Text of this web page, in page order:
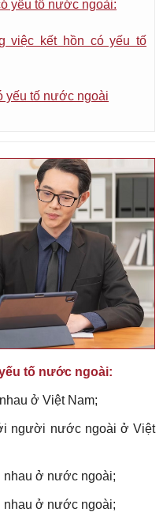
yếu tố nước ngoài:
việc kết hồn có yếu tố
yếu tố nước ngoài
tố nước ngoài:
ở Việt Nam;
người nước ngoài ở Việt
nhau ở nước ngoài;
nhau ở nước ngoài;